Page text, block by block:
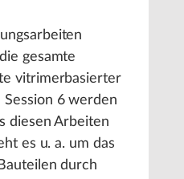
gesamte
vitrimerbasierter
Session 6 werden
diesen Arbeiten
es u. a. um das
durch